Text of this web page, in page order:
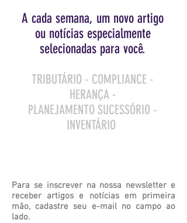
A cada semana, um novo artigo
ou notícias especialmente
selecionadas para você.
TRIBUTÁRIO - COMPLIANCE -
HERANÇA -
PLANEJAMENTO SUCESSÓRIO -
INVENTÁRIO
Para se inscrever na nossa newsletter e
receber artigos e notícias em primeira
mão, cadastre seu e-mail no campo ao
lado.